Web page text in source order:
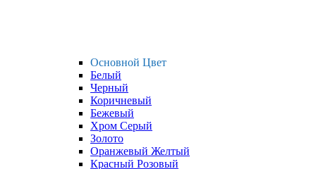
Основной Цвет
Белый
Черный
Коричневый
Бежевый
Хром Серый
Золото
Оранжевый Желтый
Красный Розовый